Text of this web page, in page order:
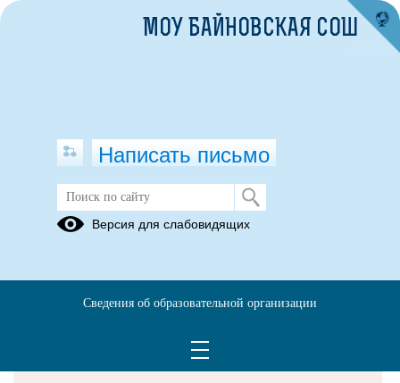
МОУ БАЙНОВСКАЯ СОШ
Написать письмо
Версия для слабовидящих
Сведения об образовательной организации